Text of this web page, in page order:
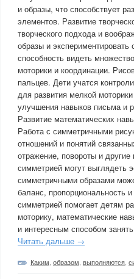
и образы, что способствует
элементов. Развитие
творческого подхода и
образы и
способность видеть
моторики и координации.
пальцев. Дети учатся
для развития мелкой
улучшения навыков письма и
Развитие математических
Работа с симметричными
отношений и понятий
отражение, повороты и
симметрией могут выглядеть
симметричными образами
баланс, пропорциональность
симметрией помогает детям
моторику, математические
и интересным способом
Читать дальше →
Каким образом выполняются